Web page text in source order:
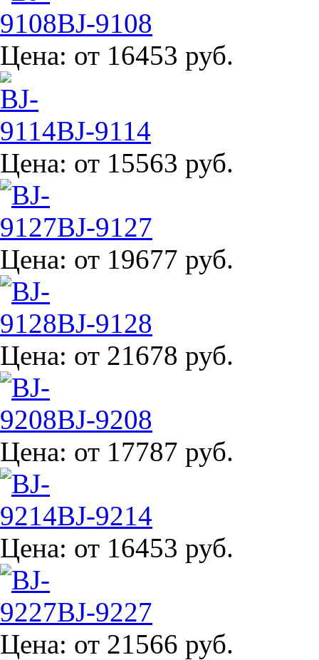
BJ-9108
Цена: от 16453 руб.
BJ-9114
Цена: от 15563 руб.
BJ-9127
Цена: от 19677 руб.
BJ-9128
Цена: от 21678 руб.
BJ-9208
Цена: от 17787 руб.
BJ-9214
Цена: от 16453 руб.
BJ-9227
Цена: от 21566 руб.